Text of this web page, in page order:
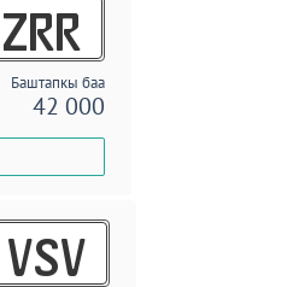
ZRR
Баштапкы баа
42 000
VSV